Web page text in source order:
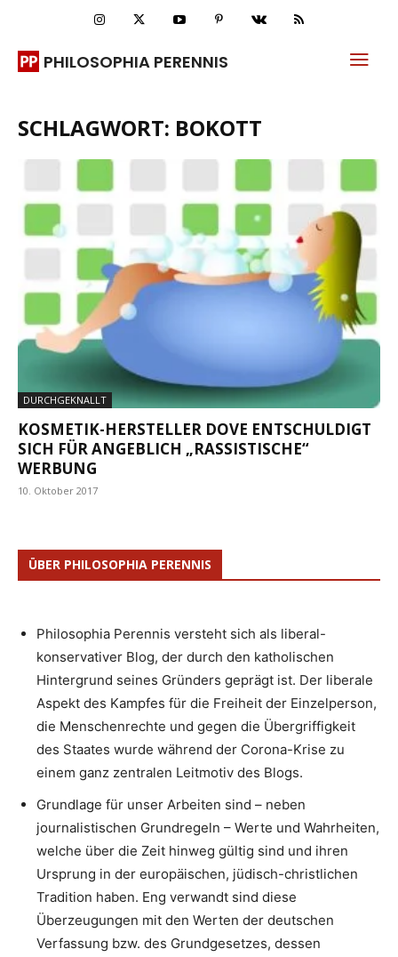
PHILOSOPHIA PERENNIS
SCHLAGWORT: BOKOTT
DURCHGEKNALLT
KOSMETIK-HERSTELLER DOVE ENTSCHULDIGT
SICH FÜR ANGEBLICH „RASSISTISCHE“
WERBUNG
10. Oktober 2017
ÜBER PHILOSOPHIA PERENNIS
Philosophia Perennis versteht sich als liberal-
konservativer Blog, der durch den katholischen
Hintergrund seines Gründers geprägt ist. Der liberale
Aspekt des Kampfes für die Freiheit der Einzelperson,
die Menschenrechte und gegen die Übergriffigkeit
des Staates wurde während der Corona-Krise zu
einem ganz zentralen Leitmotiv des Blogs.
Grundlage für unser Arbeiten sind – neben
journalistischen Grundregeln – Werte und Wahrheiten,
welche über die Zeit hinweg gültig sind und ihren
Ursprung in der europäischen, jüdisch-christlichen
Tradition haben. Eng verwandt sind diese
Überzeugungen mit den Werten der deutschen
Verfassung bzw. des Grundgesetzes, dessen